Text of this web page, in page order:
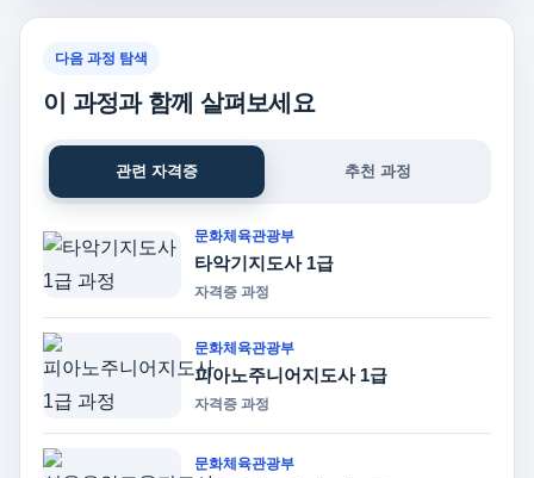
다음 과정 탐색
이 과정과 함께 살펴보세요
관련 자격증 추천 과정
문화체육관광부
타악기지도사 1급
자격증 과정
문화체육관광부
피아노주니어지도사 1급
자격증 과정
문화체육관광부